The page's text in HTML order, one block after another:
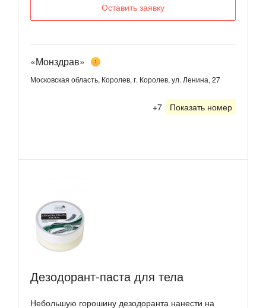
Оставить заявку
«Монздрав» 1
Московская область, Королев, г. Королев, ул. Ленина, 27
+7 Показать номер
Дезодорант-паста для тела
Небольшую горошину дезодоранта нанести на